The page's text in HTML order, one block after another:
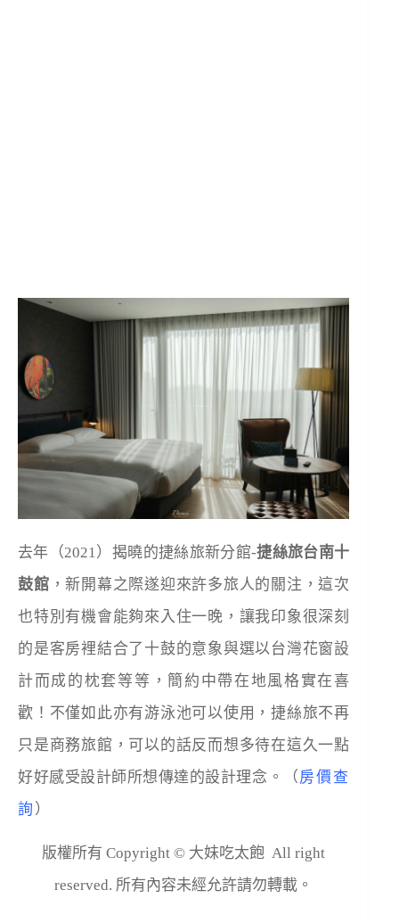
去年（2021）揭曉的捷絲旅新分館-捷絲旅台南十
鼓館 ，新開幕之際遂迎來許多旅人的關注，這次
也特別有機會能夠來入住一晚，讓我印象很深刻
的是客房裡結合了十鼓的意象與選以台灣花窗設
計而成的枕套等等，簡約中帶在地風格實在喜
歡！不僅如此亦有游泳池可以使用，捷絲旅不再
只是商務旅館，可以的話反而想多待在這久一點
好好感受設計師所想傳達的設計理念。（房價查
詢 ）
版權所有 Copyright © 大妹吃太飽 All right
reserved. 所有內容未經允許請勿轉載。